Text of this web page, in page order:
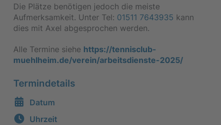
Die Plätze benötigen jedoch die meiste
Aufmerksamkeit. Unter Tel: 01511 7643935 kann
dies mit Axel abgesprochen werden.
Alle Termine siehe https://tennisclub-
muehlheim.de/verein/arbeitsdienste-2025/
Termindetails
Datum
Uhrzeit